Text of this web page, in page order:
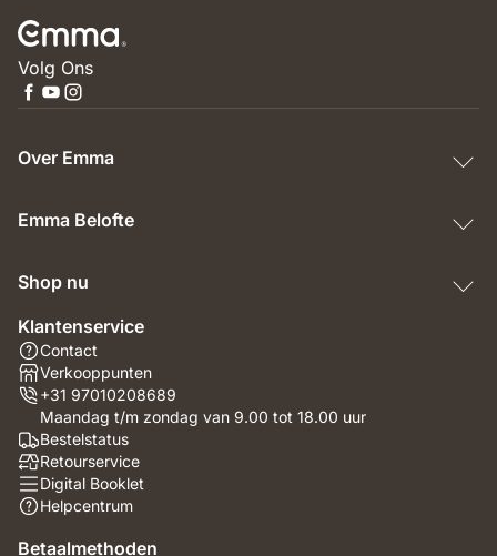
Volg Ons
Over Emma
Emma Belofte
Shop nu
Klantenservice
Contact
Verkooppunten
+31 97010208689
Maandag t/m zondag van 9.00 tot 18.00 uur
Bestelstatus
Retourservice
Digital Booklet
Helpcentrum
Betaalmethoden